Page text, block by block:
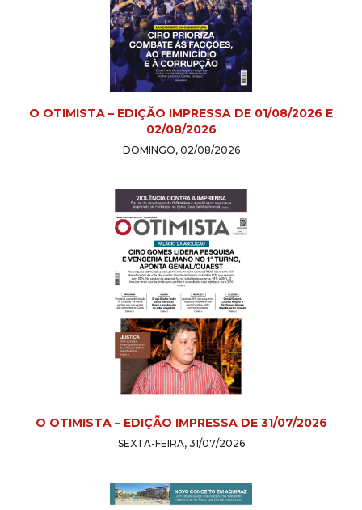
O OTIMISTA – EDIÇÃO IMPRESSA DE 01/08/2026 E
02/08/2026
DOMINGO, 02/08/2026
O OTIMISTA – EDIÇÃO IMPRESSA DE 31/07/2026
SEXTA-FEIRA, 31/07/2026